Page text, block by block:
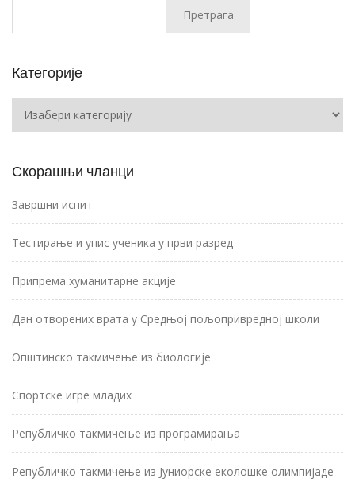
Претрага
Категорије
Скорашњи чланци
Завршни испит
Тестирање и упис ученика у први разред
Припрема хуманитарне акције
Дан отворених врата у Средњој пољопривредној школи
Општинско такмичење из биологије
Спортске игре младих
Републичко такмичење из програмирања
Републичко такмичење из Јуниорске еколошке олимпијаде